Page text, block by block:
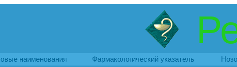
наименования Фармакологический указатель